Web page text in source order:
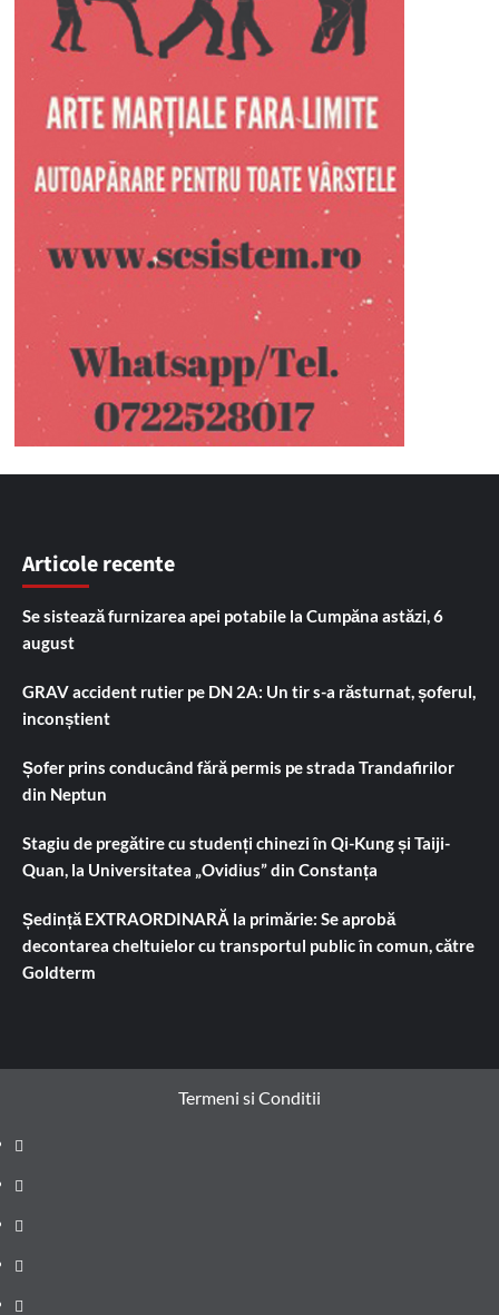
Articole recente
Se sistează furnizarea apei potabile la Cumpăna astăzi, 6
august
GRAV accident rutier pe DN 2A: Un tir s-a răsturnat, șoferul,
inconștient
Șofer prins conducând fără permis pe strada Trandafirilor
din Neptun
Stagiu de pregătire cu studenți chinezi în Qi-Kung și Taiji-
Quan, la Universitatea „Ovidius” din Constanța
Ședință EXTRAORDINARĂ la primărie: Se aprobă
decontarea cheltuielor cu transportul public în comun, către
Goldterm
Termeni si Conditii
Prima
pagină
Știri
de
ultima
Administrație
locală
Actualitate
Justiție